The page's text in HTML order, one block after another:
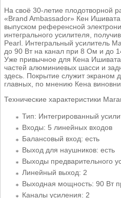
На своё 30-летие плодотворной
«Brand Ambassador» Кен
выпуском референсной
интегрального усилителя,
Pearl. Интегральный усилитель
до 90 Вт на канал при 8 Oм и до
Уже привычное для Кена
частей алюминиевых шасси и
здесь. Покрытие служит экраном
главных, по мнению Кена
Технические характеристики
Тип: Интегрированный
Входы: 5 линейных входов
Балансовый вход: есть
Выход для наушников: есть
Выходы предварительного
Линейный выход: 2
Выходная мощность: 90 Вт
Каналы усиления: 2